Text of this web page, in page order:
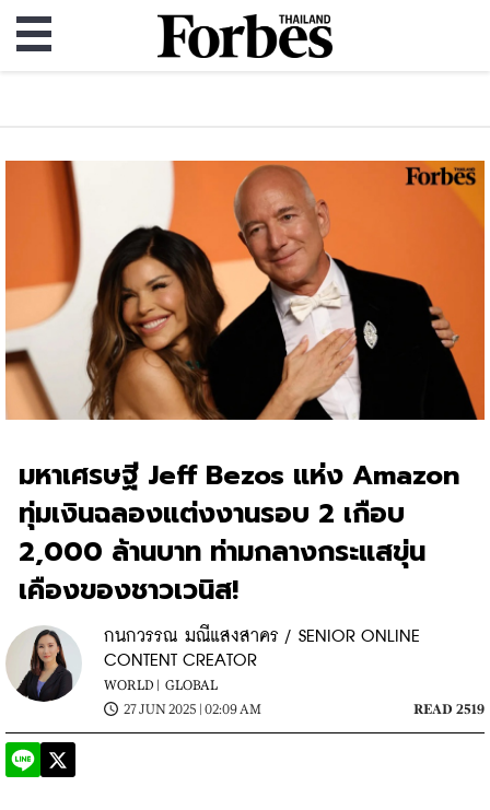
มหาเศรษฐี Jeff Bezos แห่ง Amazon
ทุ่มเงินฉลองแต่งงานรอบ 2 เกือบ
2,000 ล้านบาท ท่ามกลางกระแสขุ่น
เคืองของชาวเวนิส!
กนกวรรณ มณีแสงสาคร / SENIOR ONLINE
CONTENT CREATOR
WORLD | GLOBAL
27 JUN 2025 | 02:09 AM
READ 2519